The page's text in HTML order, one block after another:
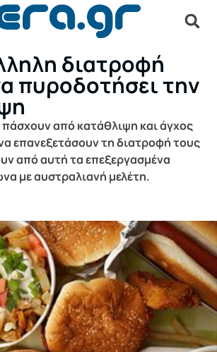
διατροφή
πυροδοτήσει την
πάσχουν από κατάθλιψη και άγχος
επανεξετάσουν τη διατροφή τους
από αυτή τα επεξεργασμένα
με αυστραλιανή μελέτη.